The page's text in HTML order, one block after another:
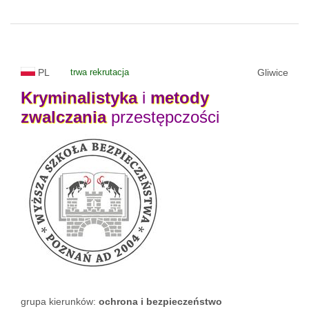
PL trwa rekrutacja Gliwice
Kryminalistykai metody
zwalczaniaprzestępczości
grupa kierunków: ochrona i bezpieczeństwo